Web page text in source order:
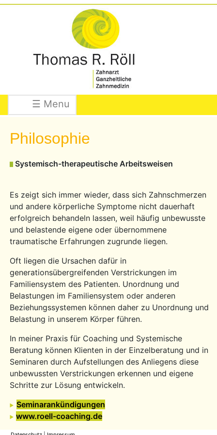
☰ Menu
Philosophie
Systemisch-therapeutische Arbeitsweisen
Es zeigt sich immer wieder, dass sich Zahnschmerzen
und andere körperliche Symptome nicht dauerhaft
erfolgreich behandeln lassen, weil häufig unbewusste
und belastende eigene oder übernommene
traumatische Erfahrungen zugrunde liegen.
Oft liegen die Ursachen dafür in
generationsübergreifenden Verstrickungen im
Familiensystem des Patienten. Unordnung und
Belastungen im Familiensystem oder anderen
Beziehungssystemen können daher zu Unordnung und
Belastung in unserem Körper führen.
In meiner Praxis für Coaching und Systemische
Beratung können Klienten in der Einzelberatung und in
Seminaren durch Aufstellungen des Anliegens diese
unbewussten Verstrickungen erkennen und eigene
Schritte zur Lösung entwickeln.
Seminarankündigungen
www.roell-coaching.de